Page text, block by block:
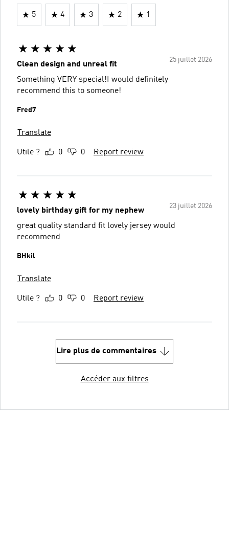
5 4 3 2 1
25 juillet 2026
Clean design and unreal fit
Something VERY special!I would definitely
recommend this to someone!
Fred7
Translate
Utile ? 0 0 Report review
23 juillet 2026
lovely birthday gift for my nephew
great quality standard fit lovely jersey would
recommend
BHkil
Translate
Utile ? 0 0 Report review
Lire plus de commentaires
Accéder aux filtres